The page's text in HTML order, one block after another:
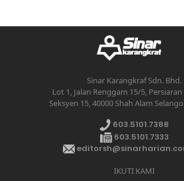
Sinar Karangkraf Sdn. Bhd.
Lot 1, Jalan Renggam 15/5, Persiaran
Seksyen 15, 40000 Shah Alam
603.5101.7388
603.5101.7333
IKUTI KAMI